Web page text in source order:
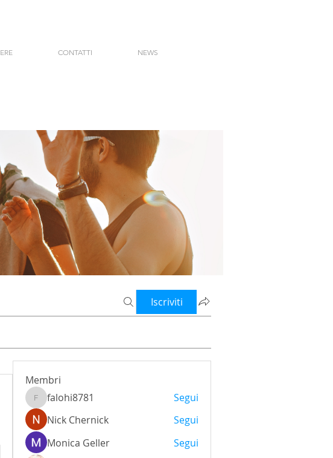
CONTATTI NEWS
Iscriviti
Membri
falohi8781
falohi8781
Segui
Nick Chernick
Segui
Monica Geller
Segui